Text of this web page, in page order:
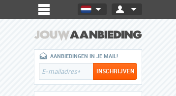
AANBIEDINGEN IN JE MAIL!